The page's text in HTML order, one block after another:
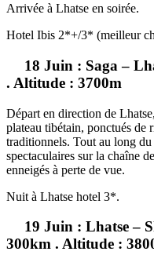
Arrivée à Lhatse en soirée.
Hotel Ibis 2*+/3* (meilleur
18 Juin : Saga –
. Altitude : 3700m
Départ en direction de
plateau tibétain, ponctués de
traditionnels. Tout au long
spectaculaires sur la chaîne
enneigés à perte de vue.
Nuit à Lhatse hotel 3*.
19 Juin : Lhatse –
300km . Altitude :